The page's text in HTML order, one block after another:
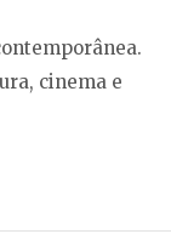
cinema e